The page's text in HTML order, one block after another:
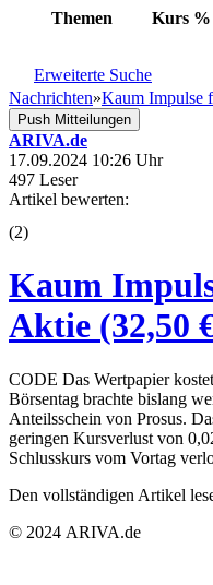
Themen Kurs %
Erweiterte Suche
Nachrichten»Kaum Impulse
Push Mitteilungen
ARIVA.de
17.09.2024 10:26 Uhr
497 Leser
Artikel bewerten:
(2)
Kaum
Aktie (32,50
CODE Das Wertpapier
Börsentag brachte bislang
Anteilsschein von Prosus.
geringen Kursverlust von
Schlusskurs vom Vortag
Den vollständigen Artikel
© 2024 ARIVA.de